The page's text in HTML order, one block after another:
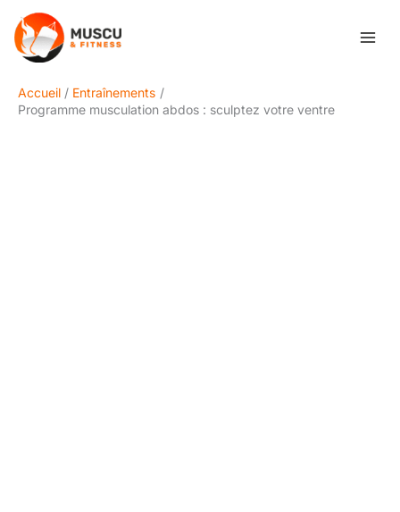
contenu
Accueil
Entraînements
Programme musculation abdos : sculptez votre ventre
Rechercher